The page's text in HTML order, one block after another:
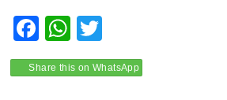
F
ac
e
W
h
at
w
itt
Share this on WhatsApp